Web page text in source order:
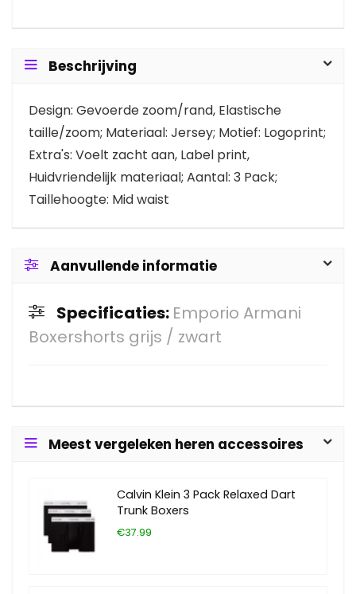
Beschrijving
Design: Gevoerde zoom/rand, Elastische
taille/zoom; Materiaal: Jersey; Motief: Logoprint;
Extra's: Voelt zacht aan, Label print,
Huidvriendelijk materiaal; Aantal: 3 Pack;
Taillehoogte: Mid waist
Aanvullende informatie
Specificaties: Emporio Armani
Boxershorts grijs / zwart
Meest vergeleken heren accessoires
Calvin Klein 3 Pack Relaxed Dart
Trunk Boxers
€37.99